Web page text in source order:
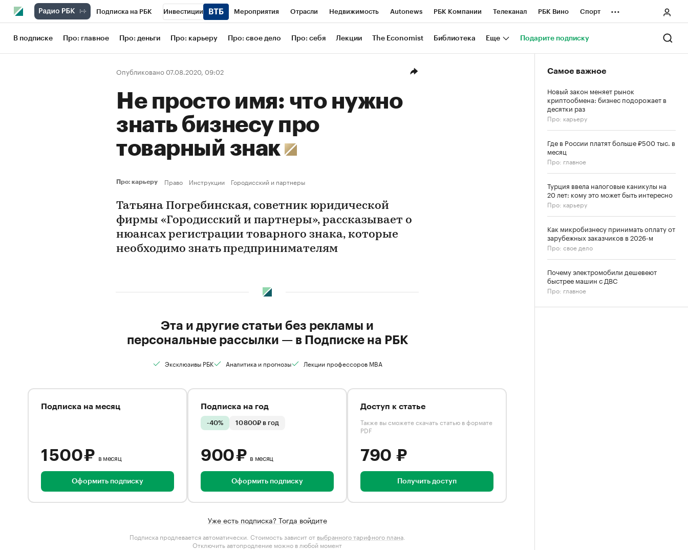
Подписка на РБК Инвестиции Мероприятия Отрасли Недвижимость Autonews РБК Компании Телеканал РБК Вино Спорт
Школа управления РБК РБК Образование РБК Life Тренды Визионеры Национальные проекты Город
Рынок наличной валюты
...
В подписке Про: главное Про: деньги Про: карьеру Про: свое дело Про: себя Лекции The Economist Библиотека Еще Подарите подписку
Опубликовано 07.08.2020, 09:02
Не просто имя: что нужно
знать бизнесу про
товарный знак
Про: карьеру Право Инструкции Городисский и партнеры
Татьяна Погребинская, советник юридической
фирмы «Городисский и партнеры», рассказывает о
нюансах регистрации товарного знака, которые
необходимо знать предпринимателям
Эта и другие статьи без рекламы и
персональные рассылки — в Подписке на РБК
Эксклюзивы РБК Аналитика и прогнозы Лекции профессоров MBA
Подписка на месяц
1 500 ₽ в месяц
Оформить подписку
Подписка на год
-40% 10 800₽ в год
900 ₽ в месяц
Оформить подписку
Доступ к статье
Также вы сможете скачать статью в формате
PDF
790 ₽
Получить доступ
Уже есть подписка? Тогда войдите
Подписка продлевается автоматически. Стоимость зависит от выбранного тарифного плана.
Отключить автопродление можно в любой момент
Самое важное
Новый закон меняет рынок
криптообмена: бизнес подорожает в
десятки раз
Про: карьеру
Где в России платят больше ₽500 тыс. в
месяц
Про: главное
Турция ввела налоговые каникулы на
20 лет: кому это может быть интересно
Про: карьеру
Как микробизнесу принимать оплату от
зарубежных заказчиков в 2026-м
Про: свое дело
Почему электромобили дешевеют
быстрее машин с ДВС
Про: главное